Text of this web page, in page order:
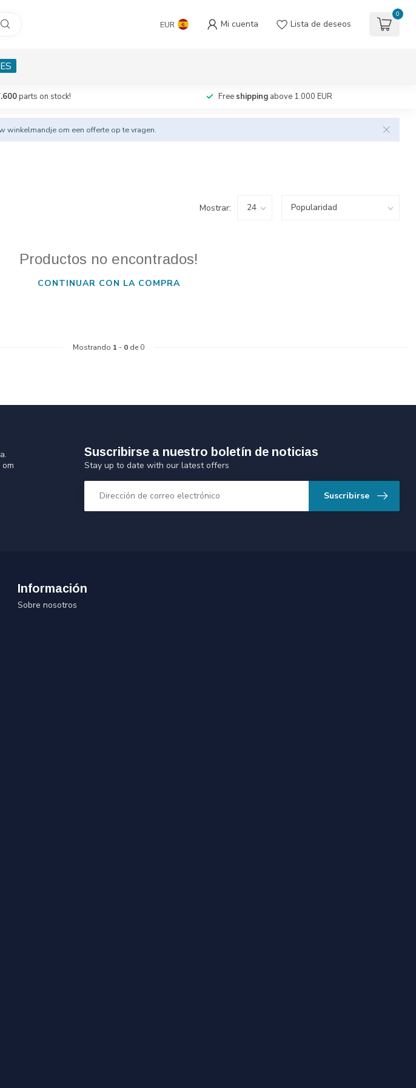
EUR Mi cuenta Lista de deseos
0
parts on stock! Free shipping above 1.000 EUR
winkelmandje om een offerte op te vragen.
Mostrar:
Productos no encontrados!
CONTINUAR CON LA COMPRA
Mostrando 1 - 0 de 0
Suscribirse a nuestro boletín de noticias
Stay up to date with our latest offers
Suscribirse
Información
Sobre nosotros